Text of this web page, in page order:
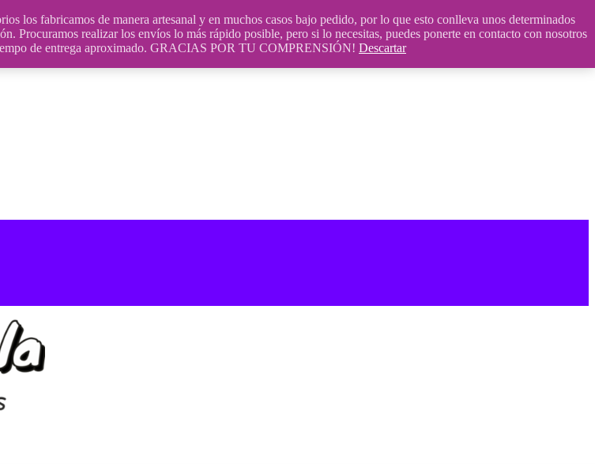
fabricamos de manera artesanal y en muchos casos bajo pedido, por lo que esto conlleva unos determinados
Procuramos realizar los envíos lo más rápido posible, pero si lo necesitas, puedes ponerte en contacto con nosotros
de entrega aproximado. GRACIAS POR TU COMPRENSIÓN! Descartar